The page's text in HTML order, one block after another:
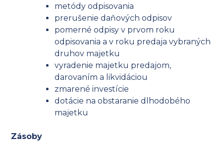
metódy odpisovania
prerušenie daňových odpisov
pomerné odpisy v prvom roku
odpisovania a v roku predaja vybraných
druhov majetku
vyradenie majetku predajom,
darovaním a likvidáciou
zmarené investície
dotácie na obstaranie dlhodobého
majetku
Zásoby